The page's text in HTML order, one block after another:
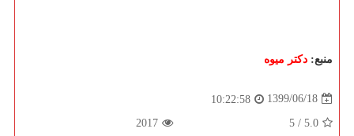
منبع: دكتر میوه
1399/06/18
10:22:58
5.0
/ 5
2017